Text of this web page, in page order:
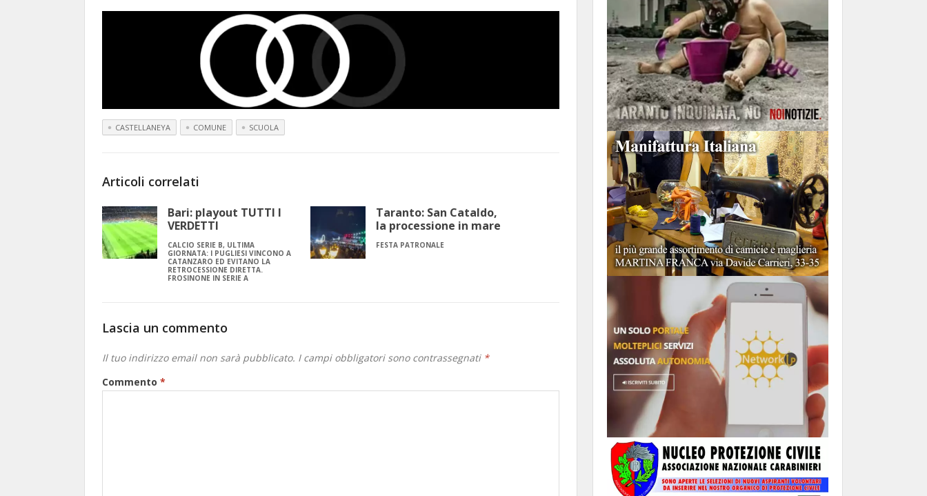
CASTELLANEYA COMUNE SCUOLA
Articoli correlati
Bari: playout TUTTI I
VERDETTI
CALCIO SERIE B, ULTIMA
GIORNATA: I PUGLIESI VINCONO A
CATANZARO ED EVITANO LA
RETROCESSIONE DIRETTA.
FROSINONE IN SERIE A
Taranto: San Cataldo,
la processione in mare
FESTA PATRONALE
Lascia un commento
Il tuo indirizzo email non sarà pubblicato. I campi obbligatori sono contrassegnati *
Commento *